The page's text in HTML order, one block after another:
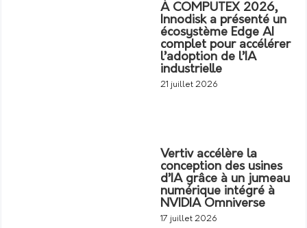
À COMPUTEX 2026,
Innodisk a présenté un
écosystème Edge AI
complet pour accélérer
l’adoption de l’IA
industrielle
21 juillet 2026
Vertiv accélère la
conception des usines
d’IA grâce à un jumeau
numérique intégré à
NVIDIA Omniverse
17 juillet 2026